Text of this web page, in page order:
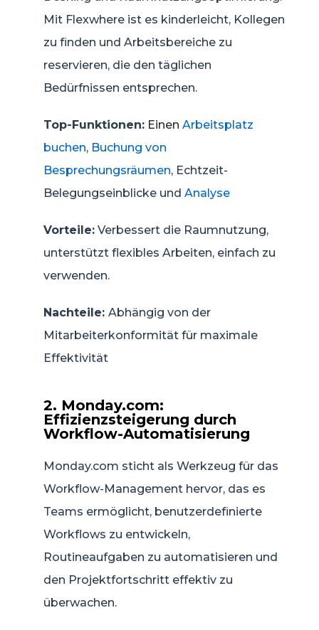
Mit Flexwhere ist es kinderleicht, Kollegen
zu finden und Arbeitsbereiche zu
reservieren, die den täglichen
Bedürfnissen entsprechen.
Top-Funktionen: Einen Arbeitsplatz
buchen, Buchung von
Besprechungsräumen, Echtzeit-
Belegungseinblicke und Analyse
Vorteile: Verbessert die Raumnutzung,
unterstützt flexibles Arbeiten, einfach zu
verwenden.
Nachteile: Abhängig von der
Mitarbeiterkonformität für maximale
Effektivität
2. Monday.com:
Effizienzsteigerung durch
Workflow-Automatisierung
Monday.com sticht als Werkzeug für das
Workflow-Management hervor, das es
Teams ermöglicht, benutzerdefinierte
Workflows zu entwickeln,
Routineaufgaben zu automatisieren und
den Projektfortschritt effektiv zu
überwachen.